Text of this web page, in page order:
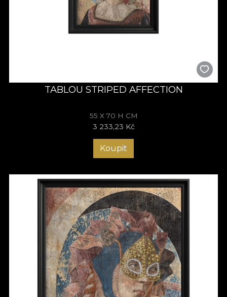
TABLOU STRIPED AFFECTION
55 X 70 H CM
3 233,23 Kč
Koupit